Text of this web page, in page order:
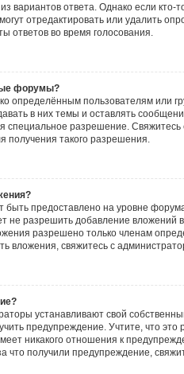
вариантов ответа. Однако если кто-
отредактировать или удалить
ответов во время голосования.
форумы?
определённым пользователям или
в них темы и оставлять
специальное разрешение.
получения такого разрешения.
предоставлено на уровне
не разрешить добавление вложений
разрешено только членам
вложения, свяжитесь с
устанавливают свой
предупреждение. Учтите, что
никакого отношения к
что получили предупреждение,